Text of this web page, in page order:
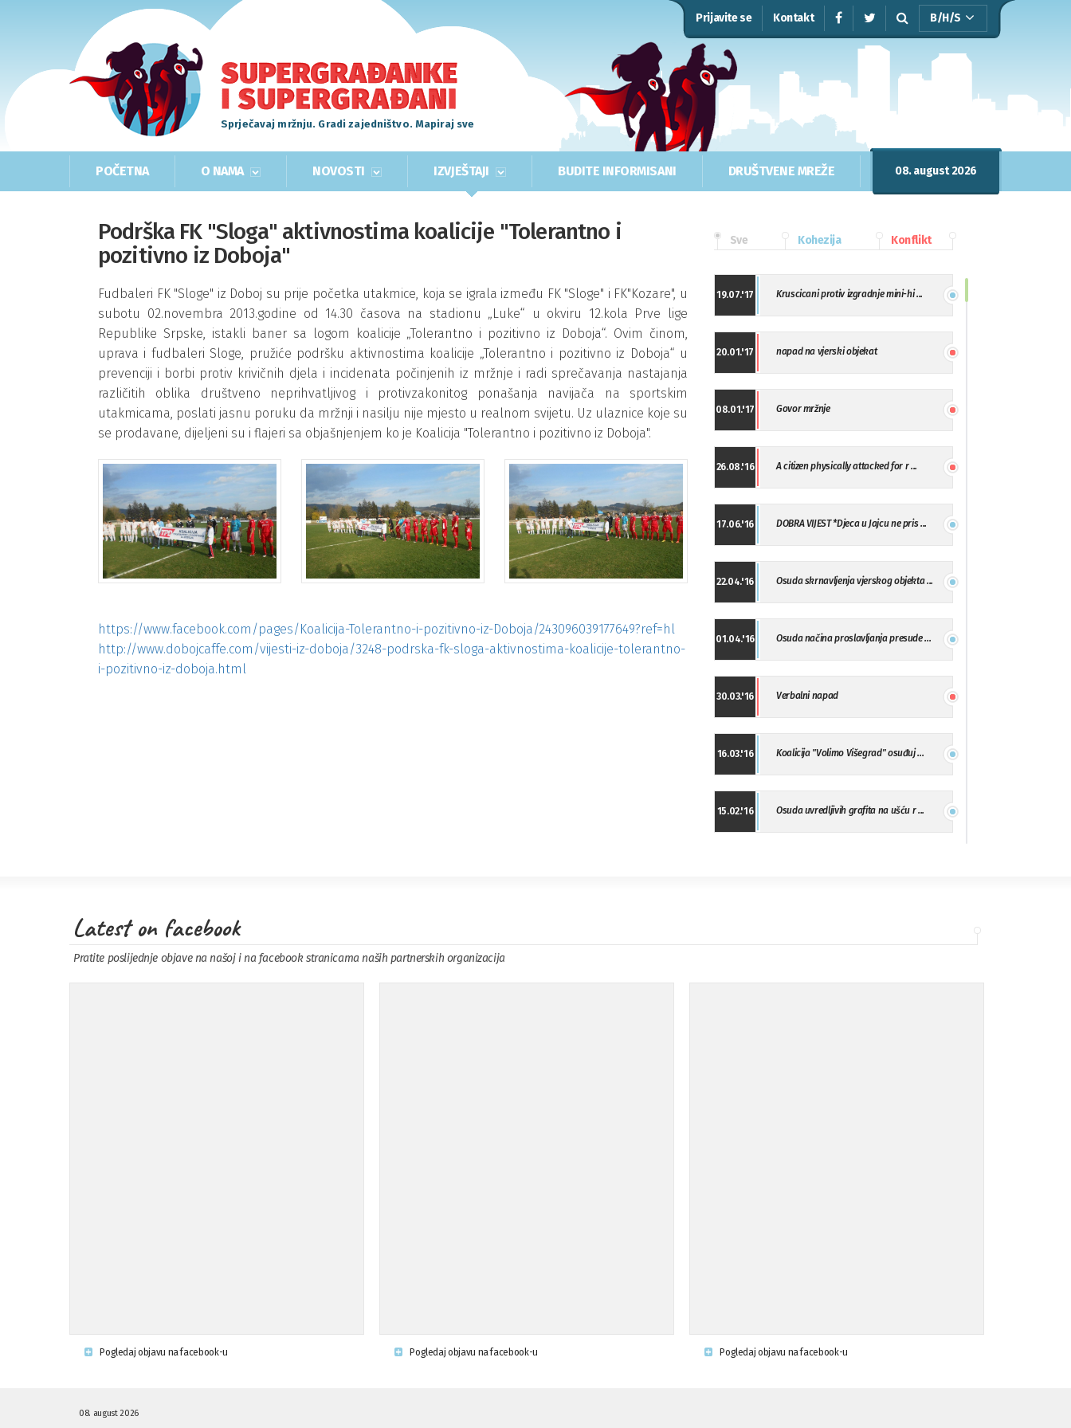
Prijavite se Kontakt B/H/S
Sprječavaj mržnju. Gradi zajedništvo. Mapiraj sve
POČETNA O NAMA NOVOSTI IZVJEŠTAJI BUDITE INFORMISANI DRUŠTVENE MREŽE 08. august 2026
Podrška FK "Sloga" aktivnostima koalicije "Tolerantno i
pozitivno iz Doboja"
Fudbaleri FK "Sloge" iz Doboj su prije početka utakmice, koja se igrala između FK "Sloge" i FK"Kozare", u
subotu 02.novembra 2013.godine od 14.30 časova na stadionu „Luke“ u okviru 12.kola Prve lige
Republike Srpske, istakli baner sa logom koalicije „Tolerantno i pozitivno iz Doboja“. Ovim činom,
uprava i fudbaleri Sloge, pružiće podršku aktivnostima koalicije „Tolerantno i pozitivno iz Doboja“ u
prevenciji i borbi protiv krivičnih djela i incidenata počinjenih iz mržnje i radi sprečavanja nastajanja
različitih oblika društveno neprihvatljivog i protivzakonitog ponašanja navijača na sportskim
utakmicama, poslati jasnu poruku da mržnji i nasilju nije mjesto u realnom svijetu. Uz ulaznice koje su
se prodavane, dijeljeni su i flajeri sa objašnjenjem ko je Koalicija "Tolerantno i pozitivno iz Doboja".
https://www.facebook.com/pages/Koalicija-Tolerantno-i-pozitivno-iz-Doboja/243096039177649?ref=hl
http://www.dobojcaffe.com/vijesti-iz-doboja/3248-podrska-fk-sloga-aktivnostima-koalicije-tolerantno-
i-pozitivno-iz-doboja.html
Sve Kohezija Konflikt
19.07.'17 Kruscicani protiv izgradnje mini-hi ...
20.01.'17 napad na vjerski objekat
08.01.'17 Govor mržnje
26.08.'16 A citizen physically attacked for r ...
17.06.'16 DOBRA VIJEST *Djeca u Jajcu ne pris ...
22.04.'16 Osuda skrnavljenja vjerskog objekta ...
01.04.'16 Osuda načina proslavljanja presude ...
30.03.'16 Verbalni napad
16.03.'16 Koalicija "Volimo Višegrad" osuđuj ...
15.02.'16 Osuda uvredljivih grafita na ušću r ...
09.11.'15 Osuda incidenta tokom dženaze na Pe ...
Latest on facebook
Pratite poslijednje objave na našoj i na facebook stranicama naših partnerskih organizacija
Pogledaj objavu na facebook-u Pogledaj objavu na facebook-u Pogledaj objavu na facebook-u
08. august 2026